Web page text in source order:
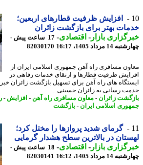
افزایش ظرفیت قطارهای اربعین؛
بهتر برای بازگشت زائران
بازار- اقتصادی-
17 ساعت پیش -
مرداد 1405، 16:17
82030170
مسافری راه آهن جمهوری اسلامی ایران از
ظرفیت قطارها و ارتقای خدمات رفاهی در
های راه آهن برای تسهیل بازگشت زائران خبر
رسانی به زائران حسینی ...
زائران- معاون مسافری راه آهن -افزایش -راه
اسلامی ایران - بازگشت
گرمای شدید پروازها را مختل کرد؛
در بالاترین سطح هشدار گرمایی
بازار- اقتصادی-
18 ساعت پیش -
مرداد 1405، 16:12
82030141